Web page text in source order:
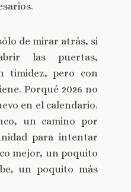
de mirar atrás, si
las puertas,
timidez, pero con
Porqué 2026 no
en el calendario.
un camino por
para intentar
mejor, un poquito
un poquito más